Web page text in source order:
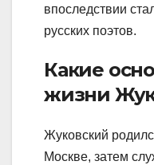
впоследствии
русских поэтов.
Какие
жизни
Жуковский
Москве, затем